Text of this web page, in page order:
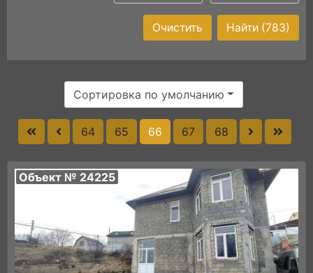
Найти (783)
Очистить
Сортировка по умолчанию
64 65 66 67 68
Объект № 24225